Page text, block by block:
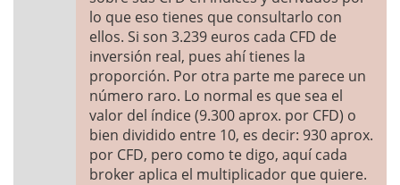
lo que eso tienes que consultarlo con
ellos. Si son 3.239 euros cada CFD de
inversión real, pues ahí tienes la
proporción. Por otra parte me parece un
número raro. Lo normal es que sea el
valor del índice (9.300 aprox. por CFD) o
bien dividido entre 10, es decir: 930 aprox.
por CFD, pero como te digo, aquí cada
broker aplica el multiplicador que quiere.